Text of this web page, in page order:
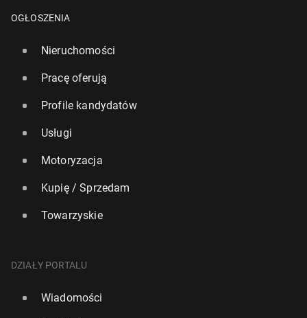
OGŁOSZENIA
Nieruchomości
Pracę oferują
Profile kandydatów
Usługi
Motoryzacja
Kupię / Sprzedam
Towarzyskie
DZIAŁY PORTALU
Wiadomości